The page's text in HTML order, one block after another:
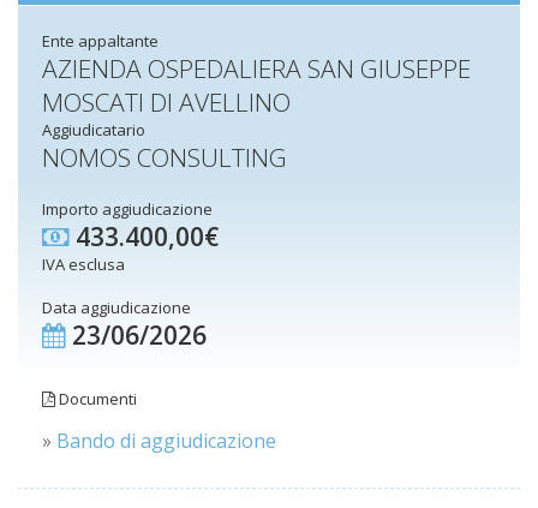
Ente appaltante
AZIENDA OSPEDALIERA SAN GIUSEPPE
MOSCATI DI AVELLINO
Aggiudicatario
NOMOS CONSULTING
Importo aggiudicazione
433.400,00€
IVA esclusa
Data aggiudicazione
23/06/2026
Documenti
» Bando di aggiudicazione